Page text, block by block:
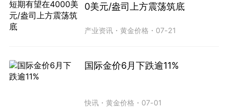
0美元/盎司上方震荡筑底
产业资讯 ・黄金价格 ・ 07-21
国际金价6月下跌逾11%
快讯 ・黄金价格 ・ 07-01